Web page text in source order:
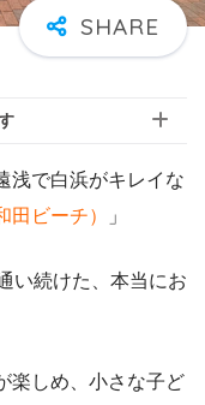
浅で白浜がキレイな
田ビーチ） 」
い続けた、本当にお
楽しめ、小さな子ど